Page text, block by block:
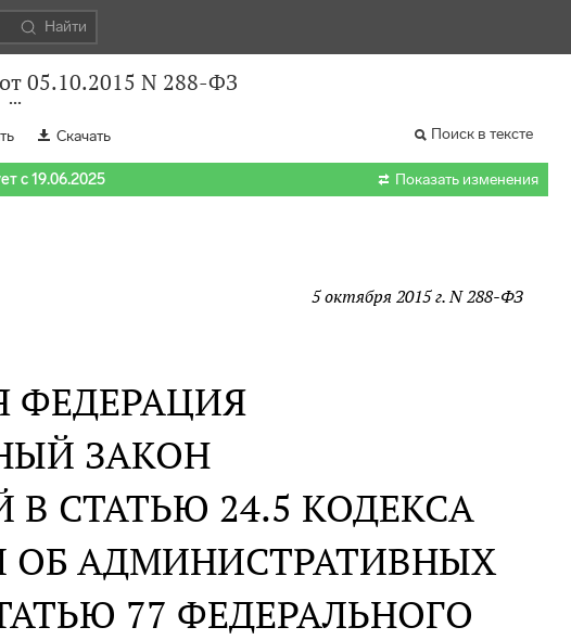
Найти
05.10.2015 N 288-ФЗ
Скачать Поиск в тексте
с 19.06.2025  Показать изменения
5 октября 2015 г. N 288-ФЗ
ФЕДЕРАЦИЯ
ЗАКОН
СТАТЬЮ 24.5 КОДЕКСА
ОБ АДМИНИСТРАТИВНЫХ
77 ФЕДЕРАЛЬНОГО